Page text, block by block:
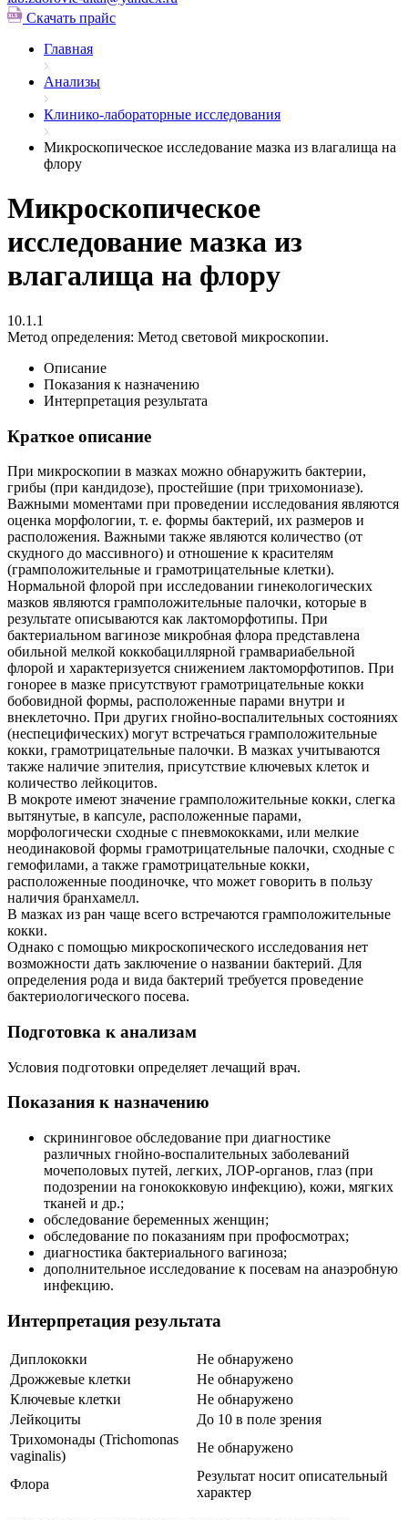
Скачать прайс
Главная
Анализы
Клинико-лабораторные исследования
Микроскопическое исследование мазка из влагалища на
флору
Микроскопическое
исследование мазка из
влагалища на флору
10.1.1
Метод определения: Метод световой микроскопии.
Описание
Показания к назначению
Интерпретация результата
Краткое описание
При микроскопии в мазках можно обнаружить бактерии,
грибы (при кандидозе), простейшие (при трихомониазе).
Важными моментами при проведении исследования являются
оценка морфологии, т. е. формы бактерий, их размеров и
расположения. Важными также являются количество (от
скудного до массивного) и отношение к красителям
(грамположительные и грамотрицательные клетки).
Нормальной флорой при исследовании гинекологических
мазков являются грамположительные палочки, которые в
результате описываются как лактоморфотипы. При
бактериальном вагинозе микробная флора представлена
обильной мелкой коккобациллярной грамвариабельной
флорой и характеризуется снижением лактоморфотипов. При
гонорее в мазке присутствуют грамотрицательные кокки
бобовидной формы, расположенные парами внутри и
внеклеточно. При других гнойно-воспалительных состояниях
(неспецифических) могут встречаться грамположительные
кокки, грамотрицательные палочки. В мазках учитываются
также наличие эпителия, присутствие ключевых клеток и
количество лейкоцитов.
В мокроте имеют значение грамположительные кокки, слегка
вытянутые, в капсуле, расположенные парами,
морфологически сходные с пневмококками, или мелкие
неодинаковой формы грамотрицательные палочки, сходные с
гемофилами, а также грамотрицательные кокки,
расположенные поодиночке, что может говорить в пользу
наличия бранхамелл.
В мазках из ран чаще всего встречаются грамположительные
кокки.
Однако с помощью микроскопического исследования нет
возможности дать заключение о названии бактерий. Для
определения рода и вида бактерий требуется проведение
бактериологического посева.
Подготовка к анализам
Условия подготовки определяет лечащий врач.
Показания к назначению
скрининговое обследование при диагностике
различных гнойно-воспалительных заболеваний
мочеполовых путей, легких, ЛОР-органов, глаз (при
подозрении на гонококковую инфекцию), кожи, мягких
тканей и др.;
обследование беременных женщин;
обследование по показаниям при профосмотрах;
диагностика бактериального вагиноза;
дополнительное исследование к посевам на анаэробную
инфекцию.
Интерпретация результата
Диплококки
Не обнаружено
Дрожжевые клетки
Не обнаружено
Ключевые клетки
Не обнаружено
Лейкоциты
До 10 в поле зрения
Трихомонады (Trichomonas
vaginalis)
Не обнаружено
Флора
Результат носит описательный
характер